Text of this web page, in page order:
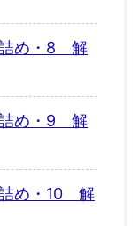
め・8 解
め・9 解
め・10 解